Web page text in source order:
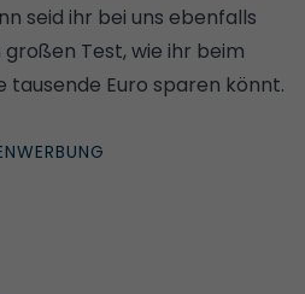
seid ihr bei uns ebenfalls
großen Test, wie ihr beim
tausende Euro sparen könnt.